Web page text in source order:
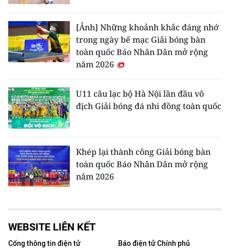
[Ảnh] Những khoảnh khắc đáng nhớ
trong ngày bế mạc Giải bóng bàn
toàn quốc Báo Nhân Dân mở rộng
năm 2026
U11 câu lạc bộ Hà Nội lần đầu vô
địch Giải bóng đá nhi đồng toàn quốc
Khép lại thành công Giải bóng bàn
toàn quốc Báo Nhân Dân mở rộng
năm 2026
WEBSITE LIÊN KẾT
Cổng thông tin điện tử
Báo điện tử Chính phủ